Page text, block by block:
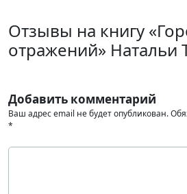
Отзывы на книгу
отражений»
Добавить комментарий
Ваш адрес email не будет опубликован.
*